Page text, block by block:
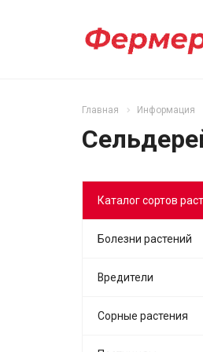
Главная Информация
Каталог сортов
Болезни растений
Вредители
Сорные растения